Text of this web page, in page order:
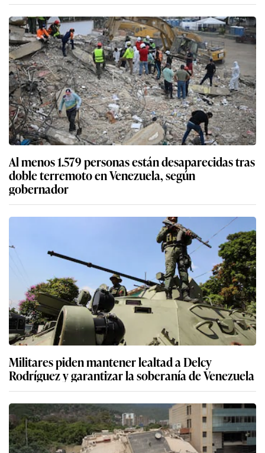
Al menos 1.579 personas están desaparecidas tras
doble terremoto en Venezuela, según
gobernador
Militares piden mantener lealtad a Delcy
Rodríguez y garantizar la soberanía de Venezuela